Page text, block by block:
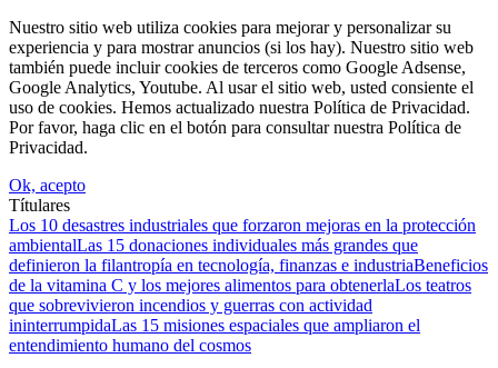
Nuestro sitio web utiliza cookies para mejorar y personalizar su
experiencia y para mostrar anuncios (si los hay). Nuestro sitio web
también puede incluir cookies de terceros como Google Adsense,
Google Analytics, Youtube. Al usar el sitio web, usted consiente el
uso de cookies. Hemos actualizado nuestra Política de Privacidad.
Por favor, haga clic en el botón para consultar nuestra Política de
Privacidad.
Ok, acepto
Títulares
Los 10 desastres industriales que forzaron mejoras en la protección
ambientalLas 15 donaciones individuales más grandes que
definieron la filantropía en tecnología, finanzas e industriaBeneficios
de la vitamina C y los mejores alimentos para obtenerlaLos teatros
que sobrevivieron incendios y guerras con actividad
ininterrumpidaLas 15 misiones espaciales que ampliaron el
entendimiento humano del cosmos